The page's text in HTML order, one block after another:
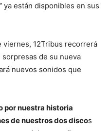
ya están disponibles en sus
viernes, 12Tribus recorrerá
de su nueva
nuevos sonidos que
por nuestra historia
de nuestros dos discos